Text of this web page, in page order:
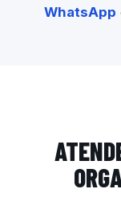
WhatsApp